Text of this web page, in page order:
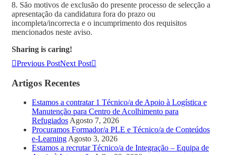
8. São motivos de exclusão do presente processo de selecção a
apresentação da candidatura fora do prazo ou
incompleta/incorrecta e o incumprimento dos requisitos
mencionados neste aviso.
Sharing is caring!
Previous PostNext Post
Artigos Recentes
Estamos a contratar 1 Técnico/a de Apoio à Logística e
Manutenção para Centro de Acolhimento para
RefugiadosAgosto 7, 2026
Procuramos Formador/a PLE e Técnico/a de Conteúdos
e-LearningAgosto 3, 2026
Estamos a recrutar Técnico/a de Integração – Equipa de